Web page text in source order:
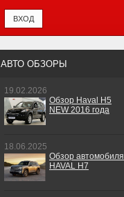
АВТО ОБЗОРЫ
19.02.2026
Обзор Haval H5
NEW 2016 года
18.06.2025
Обзор автомобиля
HAVAL H7